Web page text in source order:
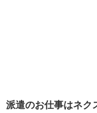
派遣のお仕事はネク